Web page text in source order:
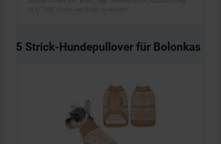
5 Strick-Hundepullover für Bolonkas